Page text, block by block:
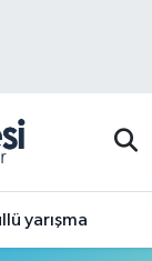
yarışma